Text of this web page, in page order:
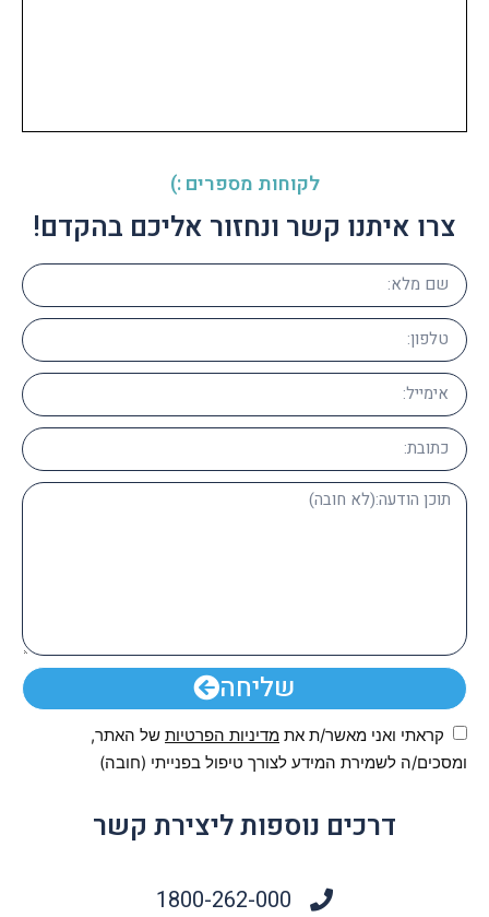
לקוחות מספרים :)
צרו איתנו קשר ונחזור אליכם בהקדם!
שליחה
קראתי ואני מאשר/ת את מדיניות הפרטיות של האתר,
ומסכים/ה לשמירת המידע לצורך טיפול בפנייתי (חובה)
דרכים נוספות ליצירת קשר
1800-262-000